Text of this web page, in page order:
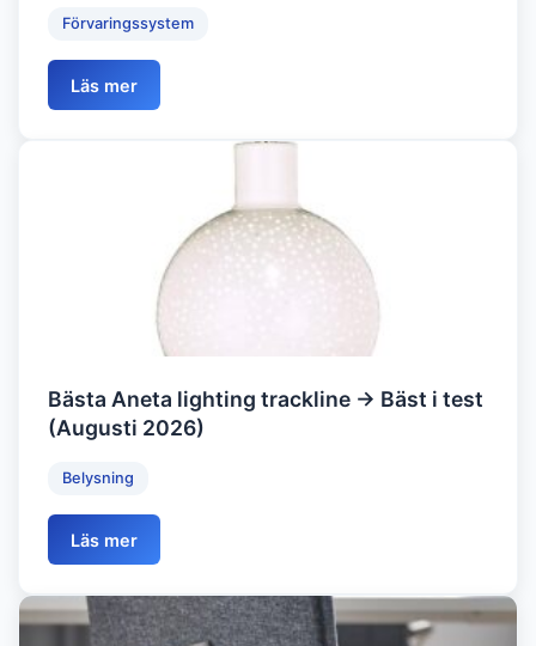
Förvaringssystem
Läs mer
Bästa Aneta lighting trackline → Bäst i test
(Augusti 2026)
Belysning
Läs mer